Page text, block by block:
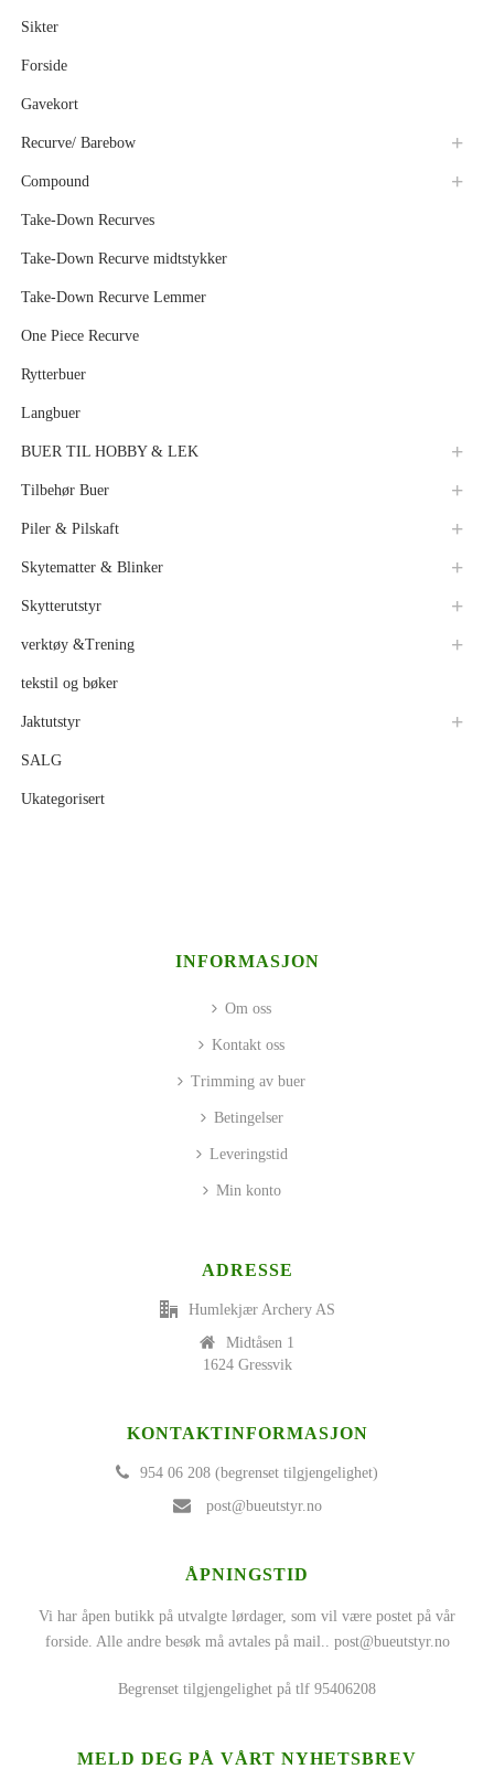
Sikter
Forside
Gavekort
Recurve/ Barebow
Compound
Take-Down Recurves
Take-Down Recurve midtstykker
Take-Down Recurve Lemmer
One Piece Recurve
Rytterbuer
Langbuer
BUER TIL HOBBY & LEK
Tilbehør Buer
Piler & Pilskaft
Skytematter & Blinker
Skytterutstyr
verktøy &Trening
tekstil og bøker
Jaktutstyr
SALG
Ukategorisert
INFORMASJON
Om oss
Kontakt oss
Trimming av buer
Betingelser
Leveringstid
Min konto
ADRESSE
Humlekjær Archery AS
Midtåsen 1
1624 Gressvik
KONTAKTINFORMASJON
954 06 208 (begrenset tilgjengelighet)
post@bueutstyr.no
ÅPNINGSTID
Vi har åpen butikk på utvalgte lørdager, som vil være postet på vår
forside. Alle andre besøk må avtales på mail.. post@bueutstyr.no
Begrenset tilgjengelighet på tlf 95406208
MELD DEG PÅ VÅRT NYHETSBREV